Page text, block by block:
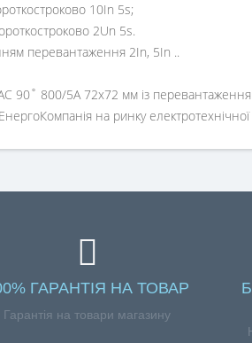
10In 5s;
2Un 5s.
перевантаження 2In, 5In ..
90˚ 800/5A 72x72 мм із
на ринку електротехнічної
ГАРАНТІЯ НА ТОВАР
Гарантія на товари магазину